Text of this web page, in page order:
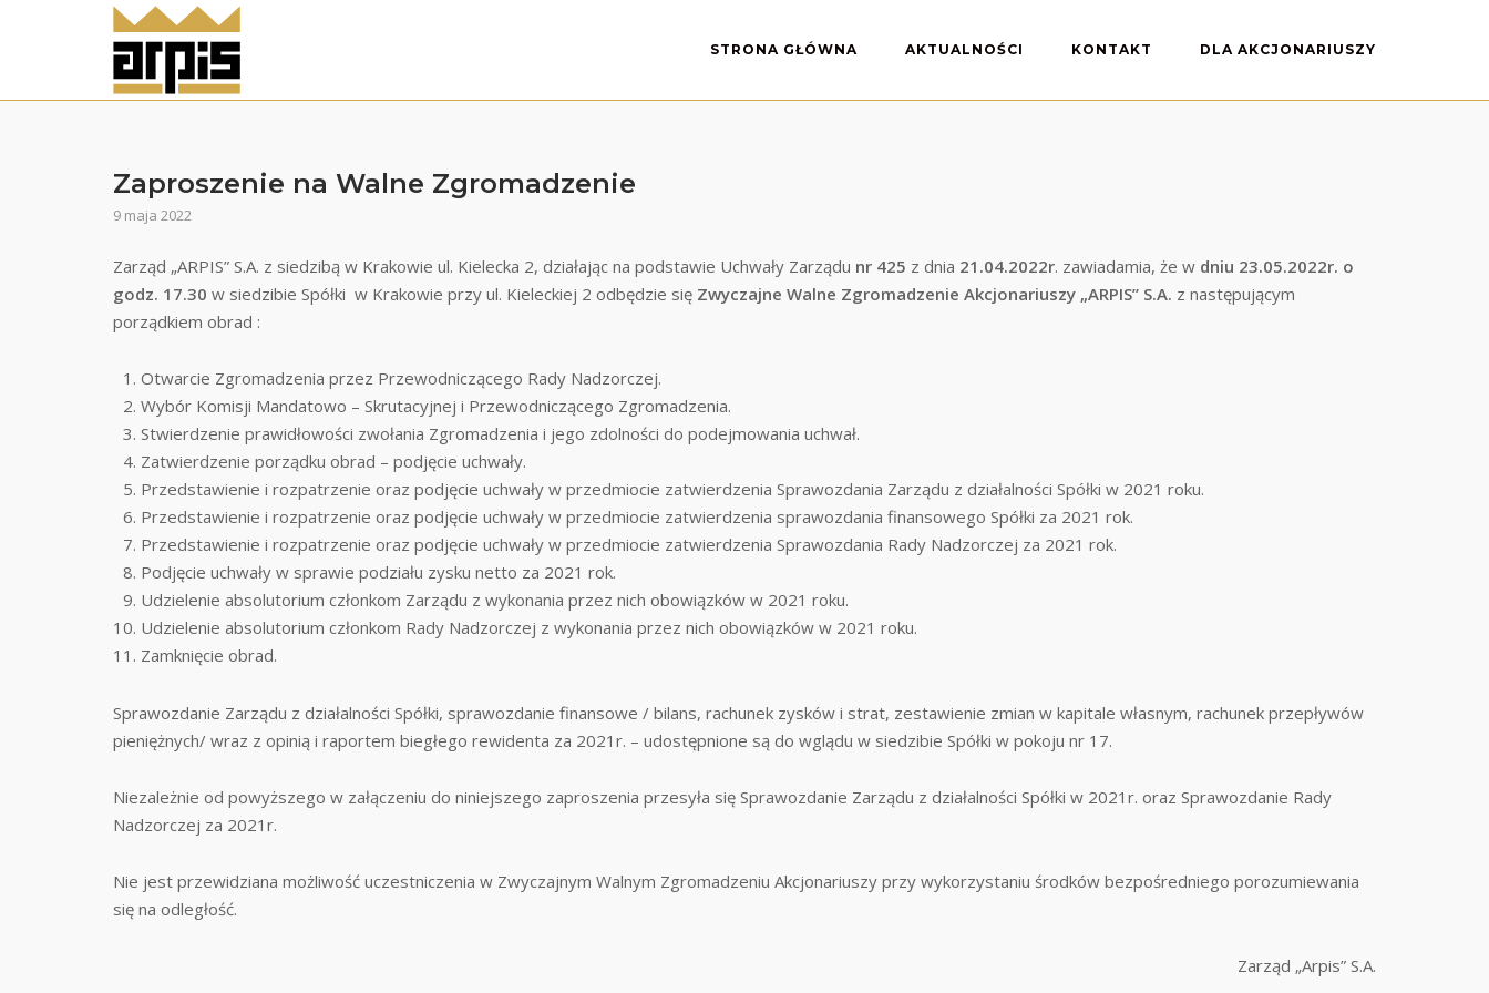
STRONA GŁÓWNA AKTUALNOŚCI KONTAKT DLA AKCJONARIUSZY
Zaproszenie na Walne Zgromadzenie
9 maja 2022
Zarząd „ARPIS” S.A. z siedzibą w Krakowie ul. Kielecka 2, działając na podstawie Uchwały Zarządu nr 425 z dnia 21.04.2022r. zawiadamia, że w dniu 23.05.2022r. o
godz. 17.30 w siedzibie Spółki w Krakowie przy ul. Kieleckiej 2 odbędzie się Zwyczajne Walne Zgromadzenie Akcjonariuszy „ARPIS” S.A. z następującym
porządkiem obrad :
Otwarcie Zgromadzenia przez Przewodniczącego Rady Nadzorczej.
Wybór Komisji Mandatowo – Skrutacyjnej i Przewodniczącego Zgromadzenia.
Stwierdzenie prawidłowości zwołania Zgromadzenia i jego zdolności do podejmowania uchwał.
Zatwierdzenie porządku obrad – podjęcie uchwały.
Przedstawienie i rozpatrzenie oraz podjęcie uchwały w przedmiocie zatwierdzenia Sprawozdania Zarządu z działalności Spółki w 2021 roku.
Przedstawienie i rozpatrzenie oraz podjęcie uchwały w przedmiocie zatwierdzenia sprawozdania finansowego Spółki za 2021 rok.
Przedstawienie i rozpatrzenie oraz podjęcie uchwały w przedmiocie zatwierdzenia Sprawozdania Rady Nadzorczej za 2021 rok.
Podjęcie uchwały w sprawie podziału zysku netto za 2021 rok.
Udzielenie absolutorium członkom Zarządu z wykonania przez nich obowiązków w 2021 roku.
Udzielenie absolutorium członkom Rady Nadzorczej z wykonania przez nich obowiązków w 2021 roku.
Zamknięcie obrad.
Sprawozdanie Zarządu z działalności Spółki, sprawozdanie finansowe / bilans, rachunek zysków i strat, zestawienie zmian w kapitale własnym, rachunek przepływów
pieniężnych/ wraz z opinią i raportem biegłego rewidenta za 2021r. – udostępnione są do wglądu w siedzibie Spółki w pokoju nr 17.
Niezależnie od powyższego w załączeniu do niniejszego zaproszenia przesyła się Sprawozdanie Zarządu z działalności Spółki w 2021r. oraz Sprawozdanie Rady
Nadzorczej za 2021r.
Nie jest przewidziana możliwość uczestniczenia w Zwyczajnym Walnym Zgromadzeniu Akcjonariuszy przy wykorzystaniu środków bezpośredniego porozumiewania
się na odległość.
Zarząd „Arpis” S.A.